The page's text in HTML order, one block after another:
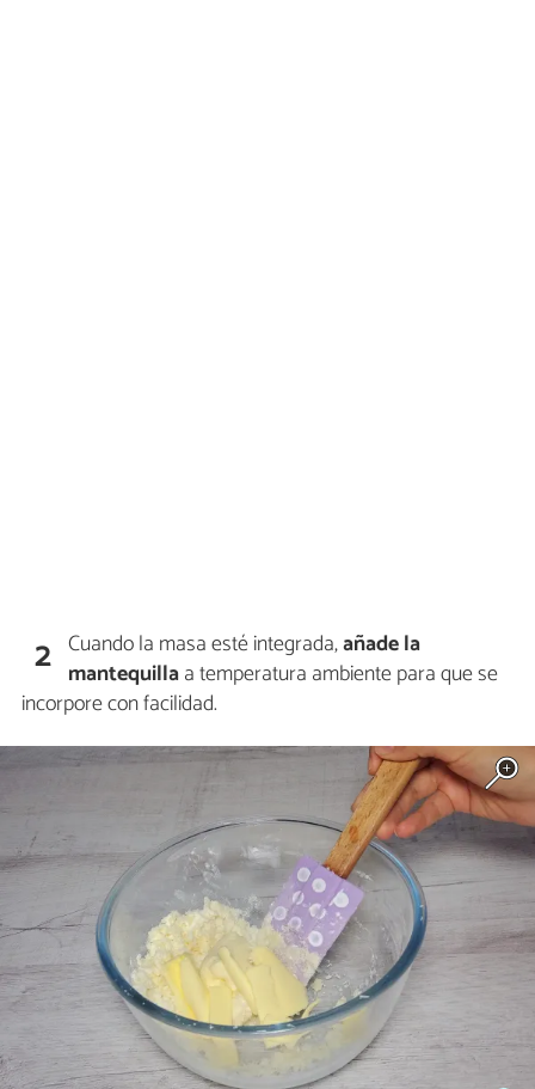
2 Cuando la masa esté integrada,añade la
mantequillaa temperatura ambiente para que se
incorpore con facilidad.